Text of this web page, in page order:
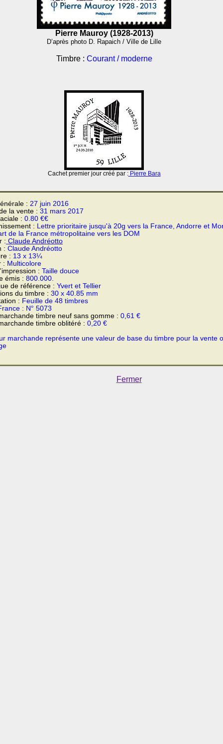
Pierre Mauroy (1928-2013)
D’après photo D. Rapaich / Ville de Lille
Timbre : Courant / moderne
Cachet premier jour créé par :Pierre Bara
: 27 juin 2016
la vente : 31 mars 2017
: 0.80 €€
: Lettre prioritaire jusqu'à 20g vers la France, Andorre et
de la France métropolitaine vers les DOM
: Claude Andréotto
: Claude Andréotto
: 13 x 13¼
: Multicolore
: Taille douce
émis : 800.000.
de référence : Yvert et Tellier
du timbre : 30 x 40.85 mm
: Feuille de 48 timbres
: N° 5073
timbre neuf sans gomme : 0,61 €
timbre oblitéré : 0,20 €
marchande représente une valeur de base du timbre pour la vente
Fermer